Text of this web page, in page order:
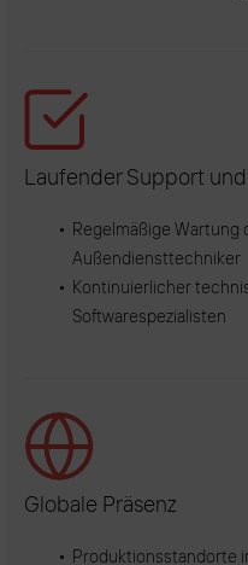
Laufender Support
Regelmäßige Wartung
Außendiensttechniker
Kontinuierlicher
Softwarespezialisten
Globale Präsenz
Produktionsstandorte